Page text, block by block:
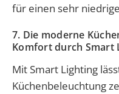
für einen sehr
7. Die moderne
Komfort durch Smart
Mit Smart Lighting
Küchenbeleuchtung